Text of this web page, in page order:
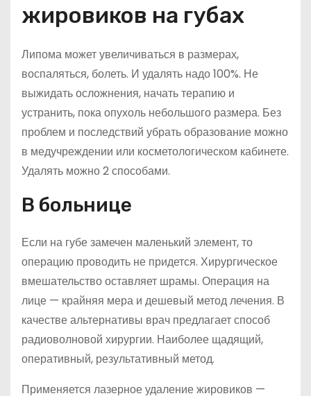
жировиков на губах
Липома может увеличиваться в размерах,
воспаляться, болеть. И удалять надо 100%. Не
выжидать осложнения, начать терапию и
устранить, пока опухоль небольшого размера. Без
проблем и последствий убрать образование можно
в медучреждении или косметологическом кабинете.
Удалять можно 2 способами.
В больнице
Если на губе замечен маленький элемент, то
операцию проводить не придется. Хирургическое
вмешательство оставляет шрамы. Операция на
лице — крайняя мера и дешевый метод лечения. В
качестве альтернативы врач предлагает способ
радиоволновой хирургии. Наиболее щадящий,
оперативный, результативный метод.
Применяется лазерное удаление жировиков —